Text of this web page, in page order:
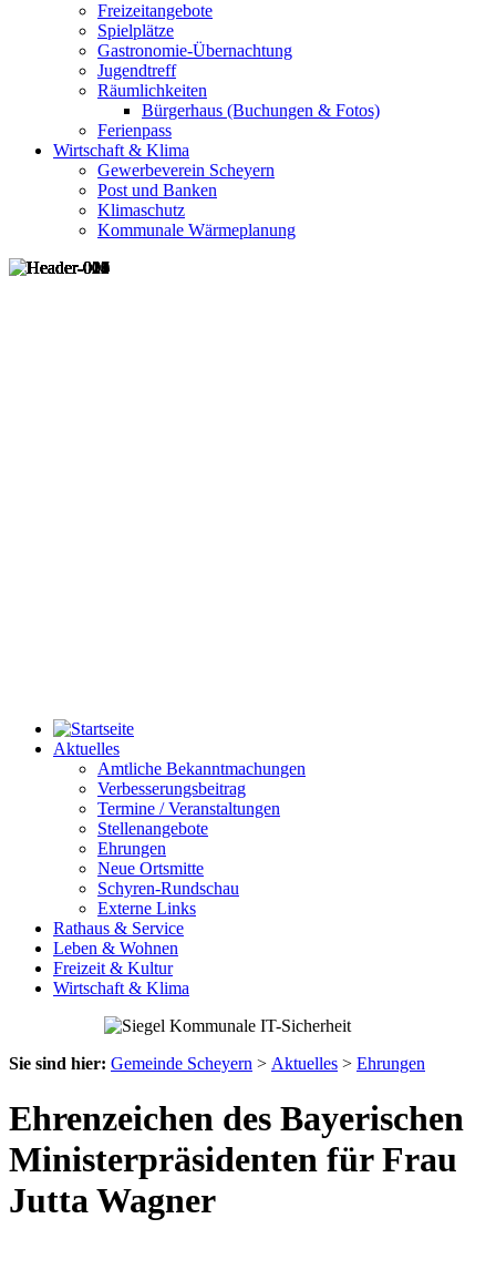
Freizeitangebote
Spielplätze
Gastronomie-Übernachtung
Jugendtreff
Räumlichkeiten
Bürgerhaus (Buchungen & Fotos)
Ferienpass
Wirtschaft & Klima
Gewerbeverein Scheyern
Post und Banken
Klimaschutz
Kommunale Wärmeplanung
Aktuelles
Amtliche Bekanntmachungen
Verbesserungsbeitrag
Termine / Veranstaltungen
Stellenangebote
Ehrungen
Neue Ortsmitte
Schyren-Rundschau
Externe Links
Rathaus & Service
Leben & Wohnen
Freizeit & Kultur
Wirtschaft & Klima
Sie sind hier: Gemeinde Scheyern > Aktuelles > Ehrungen
Ehrenzeichen des Bayerischen
Ministerpräsidenten für Frau
Jutta Wagner